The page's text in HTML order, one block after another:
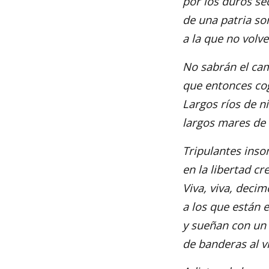
de una patria
a la que no
No sabrán el
que entonces
Largos ríos de
largos mares
Tripulantes
en la libertad
Viva, viva,
a los que están
y sueñan con
de banderas al